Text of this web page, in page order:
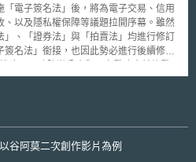
（4）核發禁制令不會傷害到任何公共利
言，其應向
行為態樣；其並以「公平、合理及無歧
FRAND）原則進行授權。
以上資訊後，於商業上得被認為合理
要約（counteroffer）。其他合宜態度例
（例如：詢問該SEP目前之專利有效性
似的概念也出現在日本2014年修正產業
制度與企業實證特例制度。我國則於
驗條例，為我國監理沙盒的首例，2018
電子簽名法」後，將為電子交易、信用
以及隱私權保障等議題拉開序幕。雖然
」、「證券法」與「拍賣法」均進行修訂
名法」銜接，也因此勢必進行後續修訂
見」與「電子商務專項通知」，信產部
大陸逐步開放外資進入電子商務、物流
業必須盡快跨越誠信、支付、物流、稅
谷阿莫二次創作影片為例